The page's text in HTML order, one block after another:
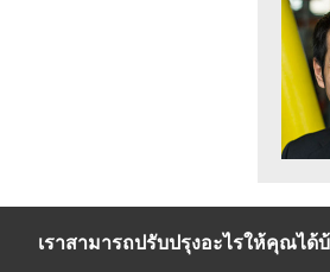
เราสามารถปรับปรุงอะไรให้คุณได้